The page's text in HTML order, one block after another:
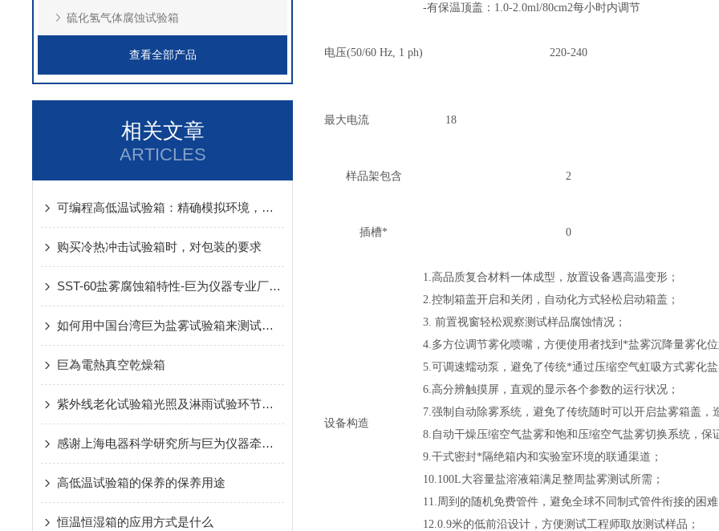
硫化氢气体腐蚀试验箱
查看全部产品
相关文章
ARTICLES
可编程高低温试验箱：精确模拟环境，保障产品质量
购买冷热冲击试验箱时，对包装的要求
SST-60盐雾腐蚀箱特性-巨为仪器专业厂家生产！
如何用中国台湾巨为盐雾试验箱来测试涂层性
巨為電熱真空乾燥箱
紫外线老化试验箱光照及淋雨试验环节介绍巨为
感谢上海电器科学研究所与巨为仪器牵手合作
高低温试验箱的保养的保养用途
恒温恒湿箱的应用方式是什么
-有保温顶盖：1.0-2.0ml/80cm2每小时内调节
电压(50/60 Hz, 1 ph) 220-240
最大电流 18
样品架包含
2
插槽* 0
设备构造
1.高品质复合材料一体成型，放置设备遇高温变形；
2.控制箱盖开启和关闭，自动化方式轻松启动箱盖；
3. 前置视窗轻松观察测试样品腐蚀情况；
4.多方位调节雾化喷嘴，方便使用者找到*盐雾沉降量雾化位
5.可调速蠕动泵，避免了传统*通过压缩空气虹吸方式雾化
6.高分辨触摸屏，直观的显示各个参数的运行状况；
7.强制自动除雾系统，避免了传统随时可以开启盐雾箱盖，
8.自动干燥压缩空气盐雾和饱和压缩空气盐雾切换系统，保
9.干式密封*隔绝箱内和实验室环境的联通渠道；
10.100L大容量盐溶液箱满足整周盐雾测试所需；
11.周到的随机免费管件，避免全球不同制式管件衔接的困难
12.0.9米的低前沿设计，方便测试工程师取放测试样品；